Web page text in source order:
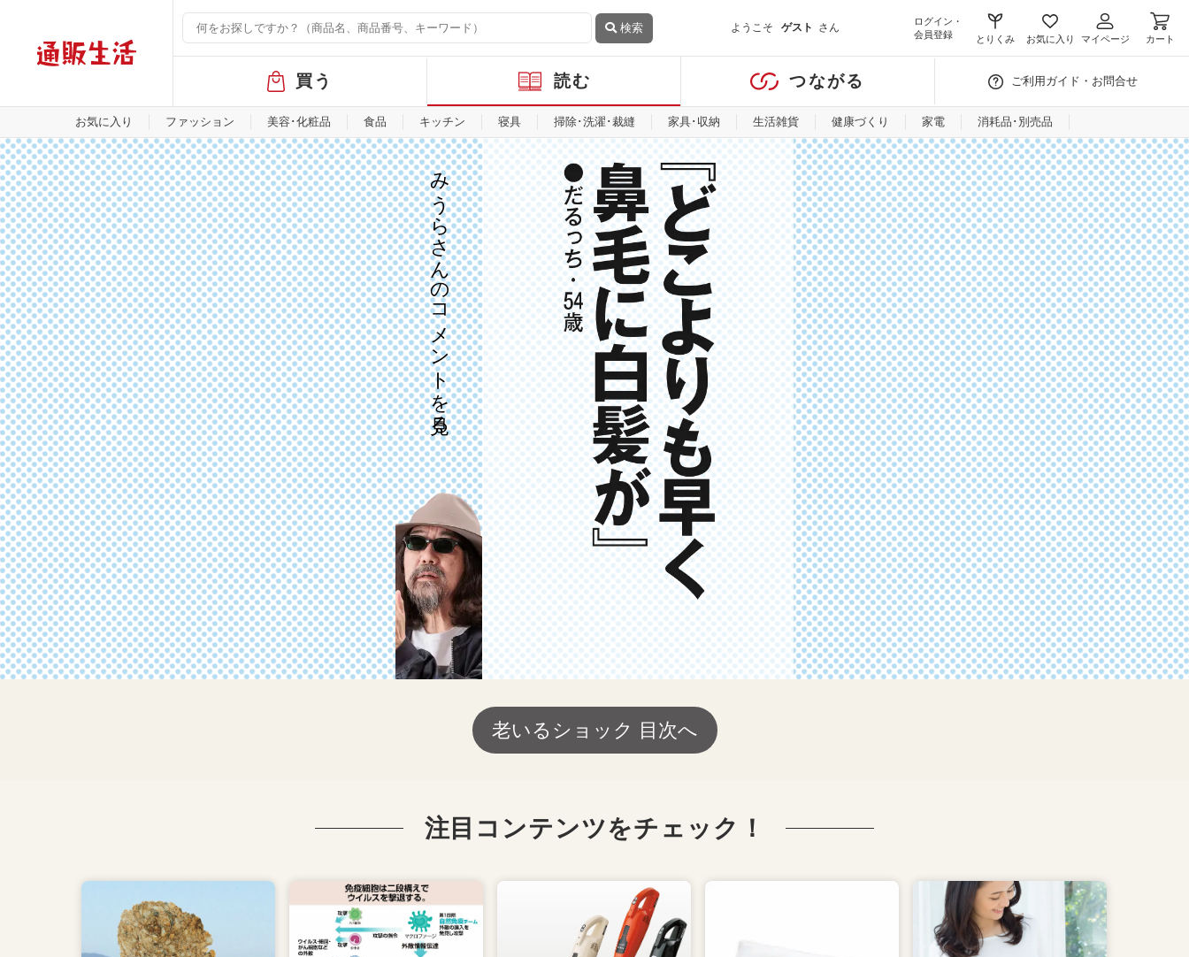
検索 ようこそ ゲスト さん
ログイン・
会員登録
とりくみ お気に入り マイページ カート
バ
ル
メ
ニ
ュ
ー
買う 読む つながる ご利用ガイド・お問合せ
お気に入り ファッション 美容･化粧品 食品 キッチン 寝具 掃除･洗濯･裁縫 家具･収納 生活雑貨 健康づくり 家電 消耗品･別売品
みうらさんのコメントを見る
老いるショック 目次へ
注目コンテンツをチェック！